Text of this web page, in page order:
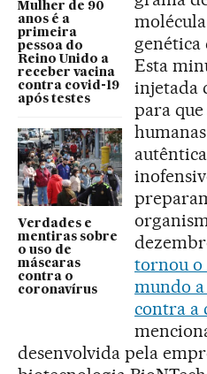
Mulher de 90
anos é a
primeira
pessoa do
Reino Unido a
receber vacina
contra covid-19
após testes
Verdades e
mentiras sobre
o uso de
máscaras
contra o
coronavírus
genética
Esta
injetada
para
tornou
mundo
contra a
desenvolvida pela